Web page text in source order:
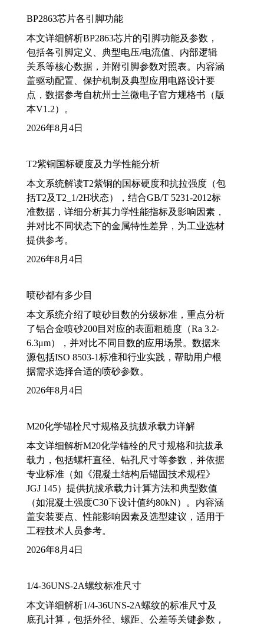
BP2863芯片各引脚功能
本文详细解析BP2863芯片的引脚功能及参数，
包括各引脚定义、典型电压/电流值、内部逻辑
关系等核心数据，并附引脚参数对照表。内容涵
盖驱动配置、保护机制及典型应用电路设计要
点，数据参考自杭州士兰微电子官方规格书（版
本V1.2）。
2026年8月4日
T2紫铜国标硬度及力学性能分析
本文系统解读T2紫铜的国标硬度和抗拉强度（包
括T2及T2_1/2H状态），结合GB/T 5231-2012标
准数据，详细分析其力学性能指标及影响因素，
并对比不同状态下的金属特性差异，为工业选材
提供参考。
2026年8月4日
喷砂都有多少目
本文系统介绍了喷砂目数的分级标准，重点分析
了铝合金喷砂200目对应的表面粗糙度（Ra 3.2-
6.3μm），并对比不同目数的应用场景。数据来
源包括ISO 8503-1标准和行业实践，帮助用户根
据需求选择合适的喷砂参数。
2026年8月4日
M20化学锚栓尺寸规格及抗拔承载力详解
本文详细解析M20化学锚栓的尺寸规格和抗拔承
载力，包括螺杆直径、钻孔尺寸等参数，并依据
专业标准（如《混凝土结构后锚固技术规程》
JGJ 145）提供抗拔承载力计算方法和典型数值
（如混凝土强度C30下设计值约80kN）。内容涵
盖安装要点、性能影响因素及选型建议，适用于
工程技术人员参考。
2026年8月4日
1/4-36UNS-2A螺纹标准尺寸
本文详细解析1/4-36UNS-2A螺纹的标准尺寸及
底孔计算，包括外径、螺距、公差等关键参数，